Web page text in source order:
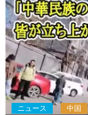
ニュース 中国